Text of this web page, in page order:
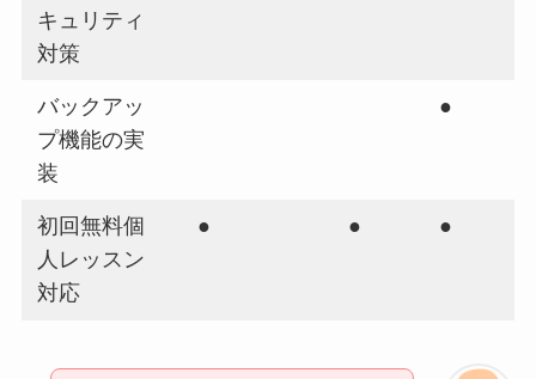
キュリティ
対策
バックアッ
プ機能の実
装
●
初回無料個
人レッスン
対応
● ● ●